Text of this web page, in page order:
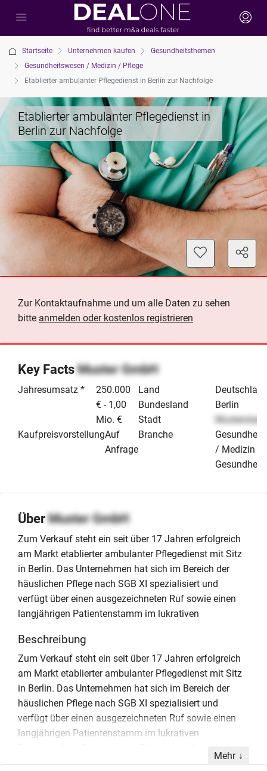
Startseite Unternehmen kaufen
Gesundheitsthemen
Gesundheitswesen / Medizin / Pflege
Etablierter ambulanter Pflegedienst in Berlin zur Nachfolge
Etablierter ambulanter Pflegedienst in
Berlin zur Nachfolge
Zur Kontaktaufnahme und um alle Daten zu sehen
bitte anmelden oder kostenlos registrieren
Key FactsMuster GmbH
Jahresumsatz *
250.000
€ - 1,00
Mio. €
KaufpreisvorstellungAuf
Anfrage
Land
Bundesland
Berlin
Stadt
Musterstadt
Branche
/ Medizin /
ÜberMuster GmbH
Zum Verkauf steht ein seit über 17 Jahren erfolgreich
am Markt etablierter ambulanter Pflegedienst mit Sitz
in Berlin. Das Unternehmen hat sich im Bereich der
häuslichen Pflege nach SGB XI spezialisiert und
verfügt über einen ausgezeichneten Ruf sowie einen
langjährigen Patientenstamm im lukrativen
Beschreibung
Zum Verkauf steht ein seit über 17 Jahren erfolgreich
am Markt etablierter ambulanter Pflegedienst mit Sitz
in Berlin. Das Unternehmen hat sich im Bereich der
häuslichen Pflege nach SGB XI spezialisiert und
verfügt über einen ausgezeichneten Ruf sowie einen
langjährigen Patientenstamm im lukrativen
erfahrene Pflegedienstleitung sichergestellt, was eine
Mehr